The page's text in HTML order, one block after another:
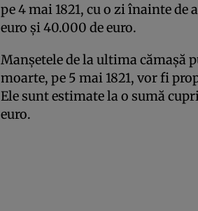
pe 4 mai 1821, cu o zi înainte
euro şi 40.000 de euro.
Manşetele de la ultima cămaşă
moarte, pe 5 mai 1821, vor fi
Ele sunt estimate la o sumă
euro.